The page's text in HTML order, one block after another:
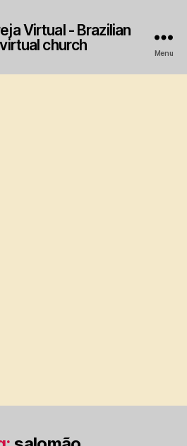
Virtual - Brazilian
church
Menu